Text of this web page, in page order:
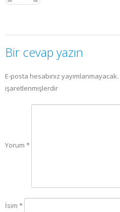
Bir cevap yazın
E-posta hesabınız yayımlanmayacak.
işaretlenmişlerdir
Yorum *
İsim *